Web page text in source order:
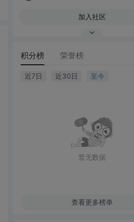
加入社区
积分榜 荣誉榜
近7日 近30日 至今
暂无数据
查看更多榜单